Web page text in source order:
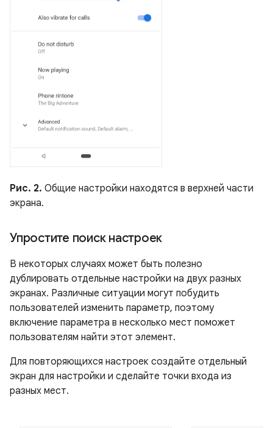
Рис. 2. Общие настройки находятся в верхней части
экрана.
Упростите поиск настроек
В некоторых случаях может быть полезно
дублировать отдельные настройки на двух разных
экранах. Различные ситуации могут побудить
пользователей изменить параметр, поэтому
включение параметра в несколько мест поможет
пользователям найти этот элемент.
Для повторяющихся настроек создайте отдельный
экран для настройки и сделайте точки входа из
разных мест.